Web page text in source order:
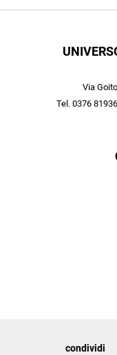
Via
Tel. 0376
condividi
Crea il tuo stile
scopri in